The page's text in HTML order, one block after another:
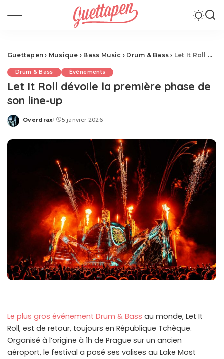
Guettapen › Musique › Bass Music › Drum & Bass › Let It Roll dévoile la première phase de son line-up
Drum & Bass Événements
Let It Roll dévoile la première phase de
son line-up
Posted
Overdrax 5 janvier 2026
Le plus gros événement Drum & Bass au monde, Let It
Roll, est de retour, toujours en République Tchèque.
Organisé à l’origine à 1h de Prague sur un ancien
aéroport, le festival a posé ses valises au Lake Most